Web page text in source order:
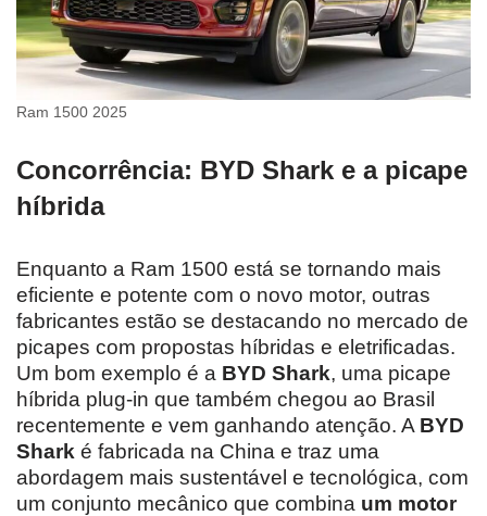
Ram 1500 2025
Concorrência: BYD Shark e a picape
híbrida
Enquanto a Ram 1500 está se tornando mais
eficiente e potente com o novo motor, outras
fabricantes estão se destacando no mercado de
picapes com propostas híbridas e eletrificadas.
Um bom exemplo é a BYD Shark, uma picape
híbrida plug-in que também chegou ao Brasil
recentemente e vem ganhando atenção. A BYD
Shark é fabricada na China e traz uma
abordagem mais sustentável e tecnológica, com
um conjunto mecânico que combina um motor